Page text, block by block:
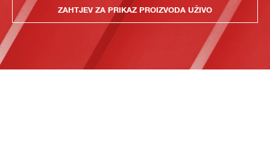
ZAHTJEV ZA PRIKAZ PROIZVODA UŽIVO